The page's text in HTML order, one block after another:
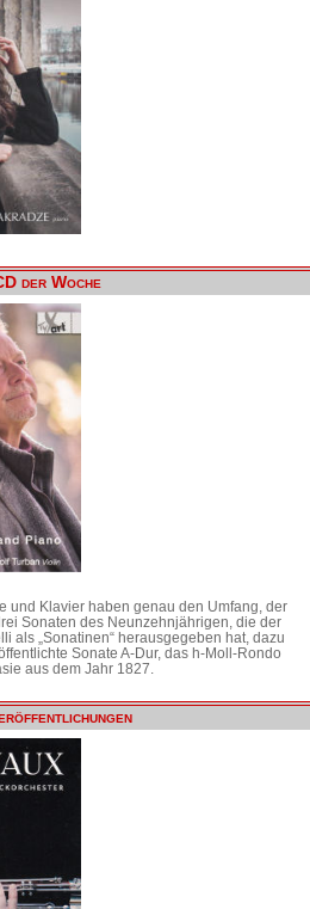
der Woche
und Klavier haben genau den Umfang, der
Sonaten des Neunzehnjährigen, die der
als „Sonatinen“ herausgegeben hat, dazu
Sonate A-Dur, das h-Moll-Rondo
aus dem Jahr 1827.